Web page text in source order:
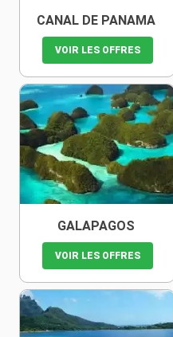
CANAL DE PANAMA
VOIR LES OFFRES
GALAPAGOS
VOIR LES OFFRES